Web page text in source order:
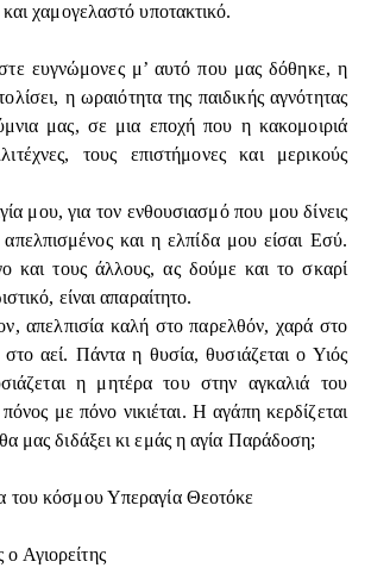
χαμογελαστό υποτακτικό.
ευγνώμονες μ’ αυτό που μας δόθηκε, η
η ωραιότητα της παιδικής αγνότητας
μας, σε μια εποχή που η κακομοιριά
τους επιστήμονες και μερικούς
μου, για τον ενθουσιασμό που μου δίνεις
και η ελπίδα μου είσαι Εσύ.
και τους άλλους, ας δούμε και το σκαρί
είναι απαραίτητο.
απελπισία καλή στο παρελθόν, χαρά στο
στο αεί. Πάντα η θυσία, θυσιάζεται ο Υιός
η μητέρα του στην αγκαλιά του
με πόνο νικιέται. Η αγάπη κερδίζεται
μας διδάξει κι εμάς η αγία Παράδοση;
του κόσμου Υπεραγία Θεοτόκε
Αγιορείτης